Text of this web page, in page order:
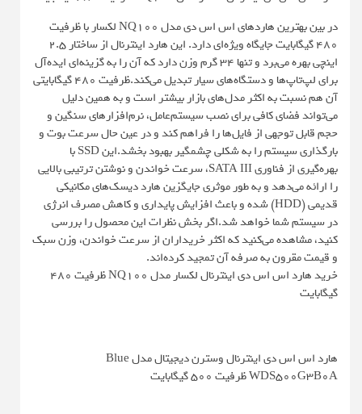
در بین بهترین هاردهای اس اس دی مدل NQ100 لکسار با ظرفیت
480 گیگابایت جایگاه ویژه‌ای دارد. این هارد اینترنال از ساختار 2.5
اینچی بهره می‌برد و تنها 34 گرم وزن دارد که آن را به گزینه‌ای ایده‌آل
برای لپ‌تاپ‌ها و دستگاه‌های سیار تبدیل می‌کند.ظرفیت 480 گیگابایتی
آن هم نسبت به اکثر مدل‌های بازار بیشتر است و به همین دلیل
می‌تواند فضای کافی برای نصب سیستم‌عامل، نرم‌افزارهای سنگین و
حجم قابل توجهی از فایل‌ها را فراهم کند و در عین حال سرعت بوت و
بارگذاری سیستم را به شکلی چشمگیر بهبود بخشد.این SSD با
بهره‌گیری از فناوری SATA III، سرعت خواندن و نوشتن ترتیبی بالایی
را ارائه می‌دهد و به طور موثری جایگزین هارد دیسک‌های مکانیکی
قدیمی (HDD) شده و باعث افزایش پایداری و کاهش مصرف انرژی
در سیستم شما خواهد شد.اگر بخش نظرات این محصول را بررسی
کنید، مشاهده می‌کنید که اکثر خریداران از سرعت خواندن، وزن سبک
و قیمت مقرون به صرفه آن تمجید کرده‌اند.
خرید هارد اس اس دی اینترنال لکسار مدل NQ100 ظرفیت 480
گیگابایت
هارد اس اس دی اینترنال وسترن دیجیتال مدل Blue
WDS500G3B0A ظرفیت 500 گیگابایت